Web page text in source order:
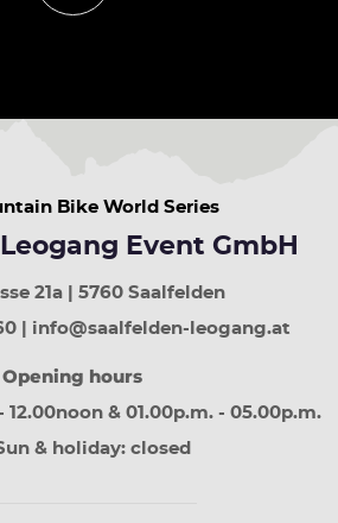
Bike World Series
Event GmbH
21a | 5760 Saalfelden
| info@saalfelden-leogang.at
Opening hours
12.00noon & 01.00p.m. - 05.00p.m.
& holiday: closed